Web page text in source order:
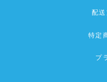
配
特定
プ